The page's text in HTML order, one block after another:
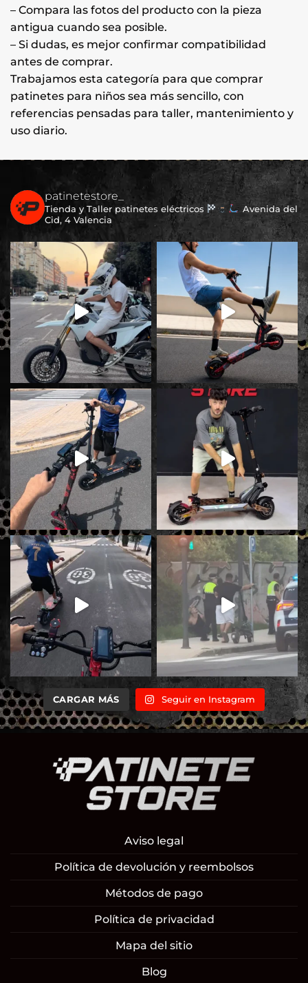
– Compara las fotos del producto con la pieza
antigua cuando sea posible.
– Si dudas, es mejor confirmar compatibilidad
antes de comprar.
Trabajamos esta categoría para que comprar
patinetes para niños sea más sencillo, con
referencias pensadas para taller, mantenimiento y
uso diario.
patinetestore_
Tienda y Taller patinetes eléctricos
Avenida del
Cid, 4 Valencia
CARGAR MÁS Seguir en Instagram
Aviso legal
Política de devolución y reembolsos
Métodos de pago
Política de privacidad
Mapa del sitio
Blog